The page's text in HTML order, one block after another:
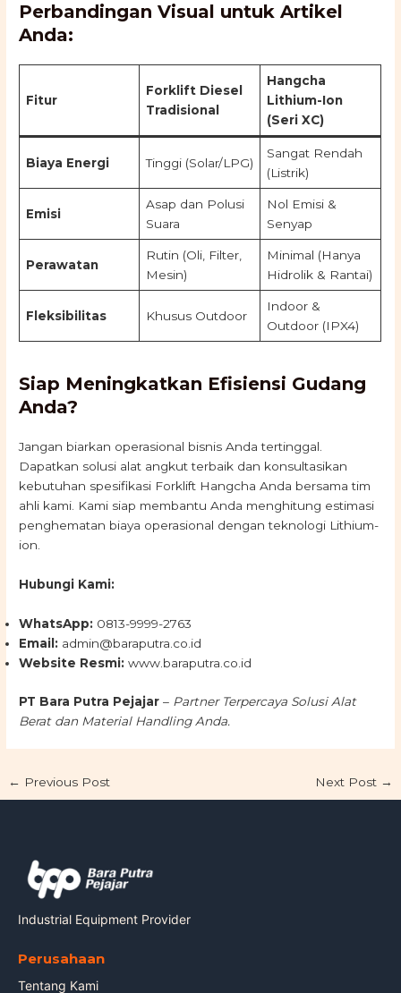
Perbandingan Visual untuk Artikel
Anda:
Fitur
Forklift Diesel
Tradisional
Hangcha
Lithium-Ion
(Seri XC)
Biaya Energi Tinggi (Solar/LPG)
Sangat Rendah
(Listrik)
Emisi
Asap dan Polusi
Suara
Nol Emisi &
Senyap
Perawatan
Rutin (Oli, Filter,
Mesin)
Minimal (Hanya
Hidrolik & Rantai)
Fleksibilitas Khusus Outdoor
Indoor &
Outdoor (IPX4)
Siap Meningkatkan Efisiensi Gudang
Anda?
Jangan biarkan operasional bisnis Anda tertinggal.
Dapatkan solusi alat angkut terbaik dan konsultasikan
kebutuhan spesifikasi Forklift Hangcha Anda bersama tim
ahli kami. Kami siap membantu Anda menghitung estimasi
penghematan biaya operasional dengan teknologi Lithium-
ion.
Hubungi Kami:
WhatsApp: 0813-9999-2763
Email: admin@baraputra.co.id
Website Resmi: www.baraputra.co.id
PT Bara Putra Pejajar – Partner Terpercaya Solusi Alat
Berat dan Material Handling Anda.
← Previous Post Next Post →
Industrial Equipment Provider
Perusahaan
Tentang Kami